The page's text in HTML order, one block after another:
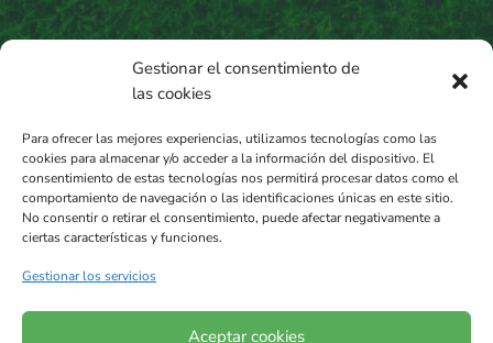
Gestionar el consentimiento de
las cookies
Para ofrecer las mejores experiencias, utilizamos tecnologías como las
cookies para almacenar y/o acceder a la información del dispositivo. El
consentimiento de estas tecnologías nos permitirá procesar datos como el
comportamiento de navegación o las identificaciones únicas en este sitio.
No consentir o retirar el consentimiento, puede afectar negativamente a
ciertas características y funciones.
Gestionar los servicios
Aceptar cookies
 C. las Arcas, 9, 31293 Sesma
 630 96 33 34